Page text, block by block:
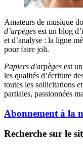
Amateurs de musique
d’arpèges est un blog
et d’analyse : la ligne
pour faire joli.
Papiers d'arpèges est
les qualités d’écriture
toutes les sollicitations
partiales, passionnées
Abonnement à la
Recherche sur le